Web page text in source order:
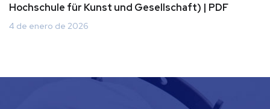
Hochschule für Kunst und Gesellschaft) | PDF
4 de enero de 2026